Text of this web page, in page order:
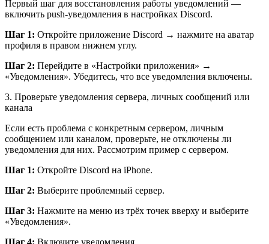
Первый шаг для восстановления работы уведомлений —
включить push-уведомления в настройках Discord.
Шаг 1: Откройте приложение Discord → нажмите на аватар
профиля в правом нижнем углу.
Шаг 2: Перейдите в «Настройки приложения» →
«Уведомления». Убедитесь, что все уведомления включены.
3. Проверьте уведомления сервера, личных сообщений или
канала
Если есть проблема с конкретным сервером, личным
сообщением или каналом, проверьте, не отключены ли
уведомления для них. Рассмотрим пример с сервером.
Шаг 1: Откройте Discord на iPhone.
Шаг 2: Выберите проблемный сервер.
Шаг 3: Нажмите на меню из трёх точек вверху и выберите
«Уведомления».